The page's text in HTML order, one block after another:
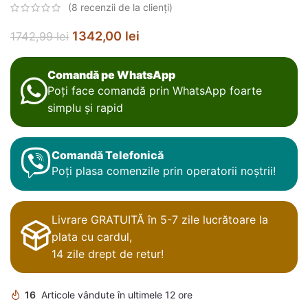
(8 recenzii de la clienți)
1742,99lei 1342,00 lei
Comandă pe WhatsApp
Poți face comandă prin WhatsApp foarte
simplu și rapid
Comandă Telefonică
Poți plasa comenzile prin operatorii noștrii!
Livrare GRATUITĂ în 5-7 zile lucrătoare la
plata cu cardul,
14 zile drept de retur!
16 Articole vândute în ultimele 12 ore